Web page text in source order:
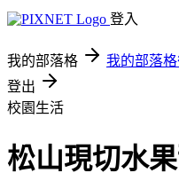
登入
我的部落格 我的部落
登出
校園生活
松山現切水